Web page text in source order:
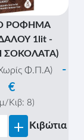
ΡΟΦΗΜΑ
1lit -
ΣΟΚΟΛΑΤΑ)
Φ.Π.Α)
-
€
Κιβ: 8)
+ Κιβώτια